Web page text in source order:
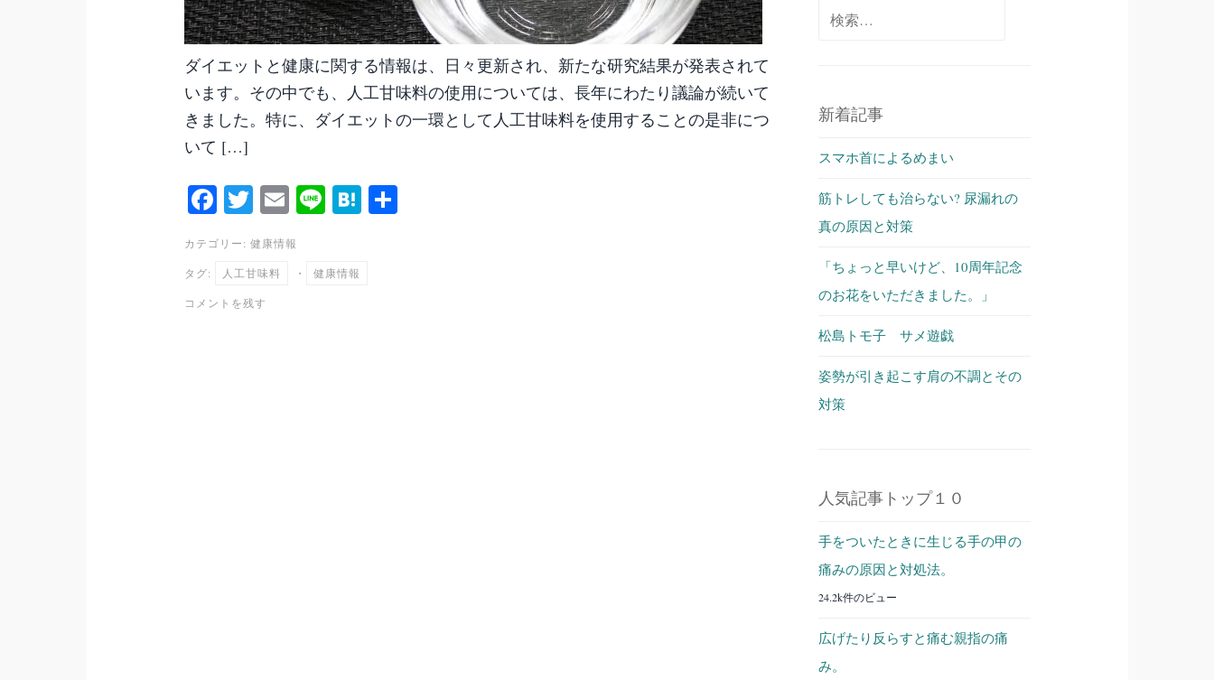
ダイエットと健康に関する情報は、日々更新され、新たな研究結果が発表されて
います。その中でも、人工甘味料の使用については、長年にわたり議論が続いて
きました。特に、ダイエットの一環として人工甘味料を使用することの是非につ
いて […]
Fa
ce
bo
ok
T
wi
tte
r
E
m
ail
Li H 共
カテゴリー: 健康情報
タグ: 人工甘味料 ・ 健康情報
コメントを残す
新着記事
スマホ首によるめまい
筋トレしても治らない? 尿漏れの
真の原因と対策
「ちょっと早いけど、10周年記念
のお花をいただきました。」
松島トモ子 サメ遊戯
姿勢が引き起こす肩の不調とその
対策
人気記事トップ１０
手をついたときに生じる手の甲の
痛みの原因と対処法。
24.2k件のビュー
広げたり反らすと痛む親指の痛
み。